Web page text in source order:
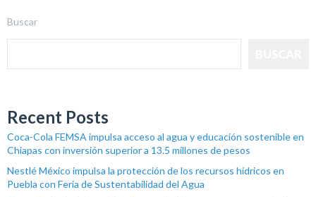
Buscar
Recent Posts
Coca-Cola FEMSA impulsa acceso al agua y educación sostenible en
Chiapas con inversión superior a 13.5 millones de pesos
Nestlé México impulsa la protección de los recursos hídricos en
Puebla con Feria de Sustentabilidad del Agua